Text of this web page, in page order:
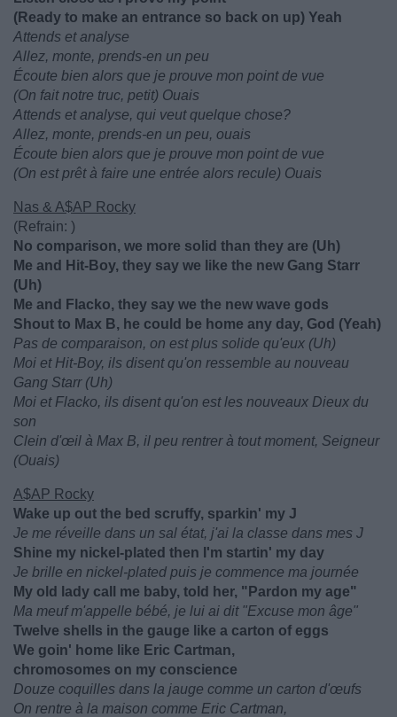
(Ready to make an entrance so back on up) Yeah
Attends et analyse
Allez, monte, prends-en un peu
Écoute bien alors que je prouve mon point de vue
(On fait notre truc, petit) Ouais
Attends et analyse, qui veut quelque chose?
Allez, monte, prends-en un peu, ouais
Écoute bien alors que je prouve mon point de vue
(On est prêt à faire une entrée alors recule) Ouais
Nas & A$AP Rocky
(Refrain: )
No comparison, we more solid than they are (Uh)
Me and Hit-Boy, they say we like the new Gang Starr
(Uh)
Me and Flacko, they say we the new wave gods
Shout to Max B, he could be home any day, God (Yeah)
Pas de comparaison, on est plus solide qu'eux (Uh)
Moi et Hit-Boy, ils disent qu'on ressemble au nouveau
Gang Starr (Uh)
Moi et Flacko, ils disent qu'on est les nouveaux Dieux du
son
Clein d'œil à Max B, il peu rentrer à tout moment, Seigneur
(Ouais)
A$AP Rocky
Wake up out the bed scruffy, sparkin' my J
Je me réveille dans un sal état, j'ai la classe dans mes J
Shine my nickel-plated then I'm startin' my day
Je brille en nickel-plated puis je commence ma journée
My old lady call me baby, told her, "Pardon my age"
Ma meuf m'appelle bébé, je lui ai dit "Excuse mon âge"
Twelve shells in the gauge like a carton of eggs
We goin' home like Eric Cartman,
chromosomes on my conscience
Douze coquilles dans la jauge comme un carton d'œufs
On rentre à la maison comme Eric Cartman,